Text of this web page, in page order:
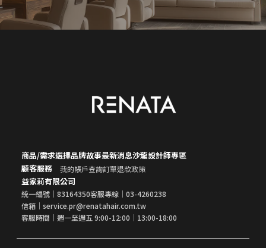
商品/需求選擇品牌故事最新消息沙龍設計師專區
顧客服務
我的帳戶查詢訂單退款政策
益家莉有限公司
統一編號｜83164350客服專線｜03-4260238
信箱｜service.pr@renatahair.com.tw
客服時間｜週一至週五 9:00-12:00｜13:00-18:00